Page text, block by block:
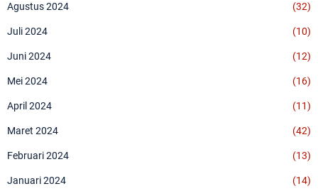
Agustus 2024 (32)
Juli 2024 (10)
Juni 2024 (12)
Mei 2024 (16)
April 2024 (11)
Maret 2024 (42)
Februari 2024 (13)
Januari 2024 (14)